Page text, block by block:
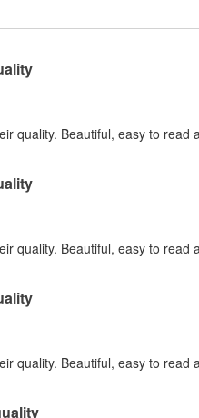
quality. Beautiful, easy to
quality. Beautiful, easy to
quality. Beautiful, easy to